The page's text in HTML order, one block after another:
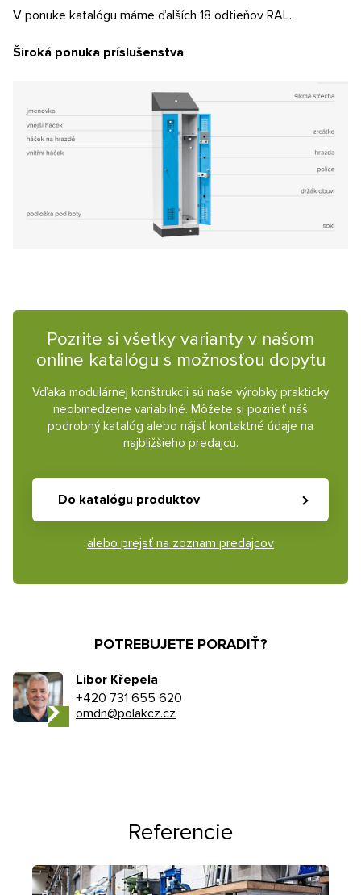
V ponuke katalógu máme ďalších 18 odtieňov RAL.
Široká ponuka príslušenstva
Pozrite si všetky varianty v našom
online katalógu s možnosťou dopytu
Vďaka modulárnej konštrukcii sú naše výrobky prakticky
neobmedzene variabilné. Môžete si pozrieť náš
podrobný katalóg alebo nájsť kontaktné údaje na
najbližšieho predajcu.
Do katalógu produktov
alebo prejsť na zoznam predajcov
POTREBUJETE PORADIŤ?
Libor Křepela
+420 731 655 620
omdn@polakcz.cz
Referencie